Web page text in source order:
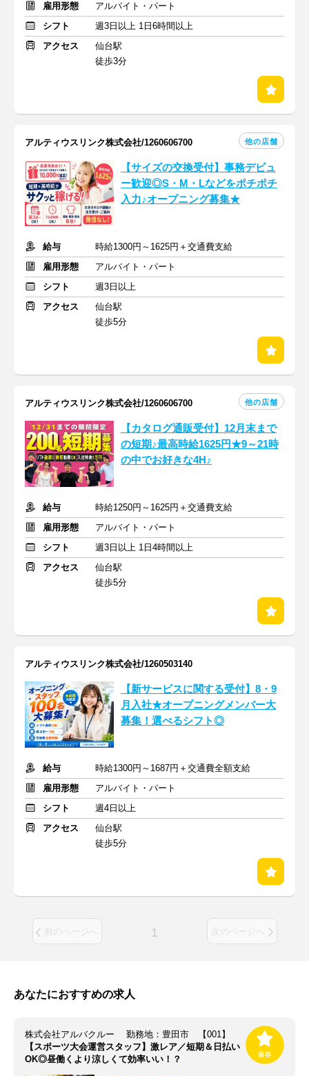
雇用形態
アルバイト・パート
シフト
週3日以上 1日6時間以上
アクセス
仙台駅
徒歩3分
アルティウスリンク株式会社/1260606700 他の店舗
【サイズの交換受付】事務デビュ
ー歓迎◎S・M・Lなどをポチポチ
入力♪オープニング募集★
給与
時給1300円～1625円＋交通費支給
雇用形態
アルバイト・パート
シフト
週3日以上
アクセス
仙台駅
徒歩5分
アルティウスリンク株式会社/1260606700 他の店舗
【カタログ通販受付】12月末まで
の短期♪最高時給1625円★9～21時
の中でお好きな4H♪
給与
時給1250円～1625円＋交通費支給
雇用形態
アルバイト・パート
シフト
週3日以上 1日4時間以上
アクセス
仙台駅
徒歩5分
アルティウスリンク株式会社/1260503140
【新サービスに関する受付】8・9
月入社★オープニングメンバー大
募集！選べるシフト◎
給与
時給1300円～1687円＋交通費全額支給
雇用形態
アルバイト・パート
シフト
週4日以上
アクセス
仙台駅
徒歩5分
前のページへ 1 次のページへ
あなたにおすすめの求人
株式会社アルバクルー 勤務地：豊田市 【001】
【スポーツ大会運営スタッフ】激レア／短期＆日払い
OK◎昼働くより涼しくて効率いい！？